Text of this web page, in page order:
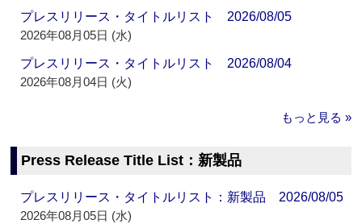
プレスリリース・タイトルリスト 2026/08/05
2026年08月05日 (水)
プレスリリース・タイトルリスト 2026/08/04
2026年08月04日 (火)
もっと見る »
Press Release Title List：新製品
プレスリリース・タイトルリスト：新製品 2026/08/05
2026年08月05日 (水)